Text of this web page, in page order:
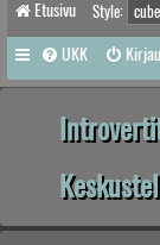
Etusivu Style:
UKK